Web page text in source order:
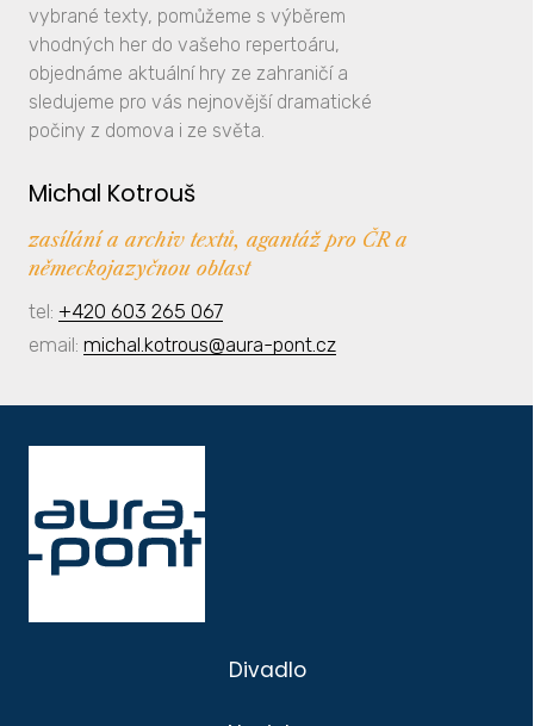
vybrané texty, pomůžeme s výběrem
vhodných her do vašeho repertoáru,
objednáme aktuální hry ze zahraničí a
sledujeme pro vás nejnovější dramatické
počiny z domova i ze světa.
Michal Kotrouš
zasílání a archiv textů, agantáž pro ČR a
německojazyčnou oblast
tel: +420 603 265 067
email: michal.kotrous@aura-pont.cz
Divadlo